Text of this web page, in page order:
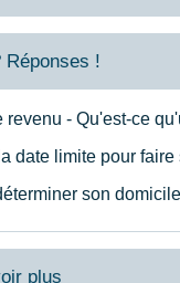
Réponses !
revenu - Qu'est-ce
date limite pour
son
plus